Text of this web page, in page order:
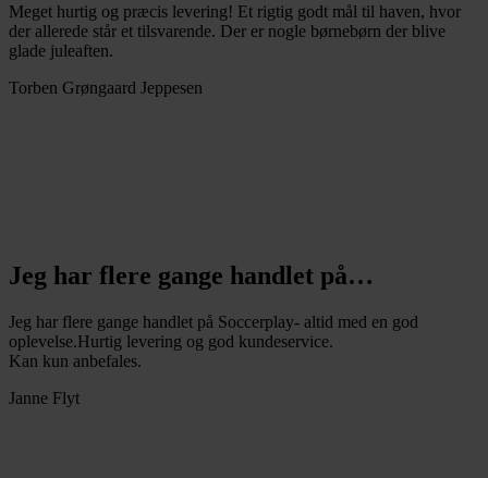
Meget hurtig og præcis levering! Et rigtig godt mål til haven, hvor
der allerede står et tilsvarende. Der er nogle børnebørn der blive
glade juleaften.
Torben Grøngaard Jeppesen
Jeg har flere gange handlet på…
Jeg har flere gange handlet på Soccerplay- altid med en god
oplevelse.Hurtig levering og god kundeservice.
Kan kun anbefales.
Janne Flyt